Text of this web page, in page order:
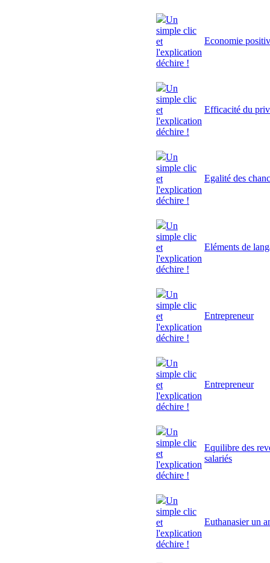
Un
simple clic
et
l'explication
déchire !
Economie
Un
simple clic
et
l'explication
déchire !
Efficacité du
Un
simple clic
et
l'explication
déchire !
Egalité des
Un
simple clic
et
l'explication
déchire !
Eléments de
Un
simple clic
et
l'explication
déchire !
Entrepreneur
Un
simple clic
et
l'explication
déchire !
Entrepreneur
Un
simple clic
et
l'explication
déchire !
Equilibre des
salariés
Un
simple clic
et
l'explication
déchire !
Euthanasier un